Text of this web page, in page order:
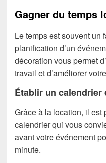
Gagner du temps
Le temps est souvent un
planification d’un
décoration vous permet
travail et d’améliorer
Établir un calendrier
Grâce à la location, il est
calendrier qui vous
avant votre événement
minute.